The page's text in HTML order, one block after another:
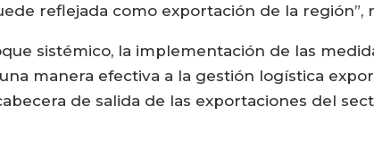
reflejada como exportación de la región”,
sistémico, la implementación de las
manera efectiva a la gestión logística
de salida de las exportaciones del